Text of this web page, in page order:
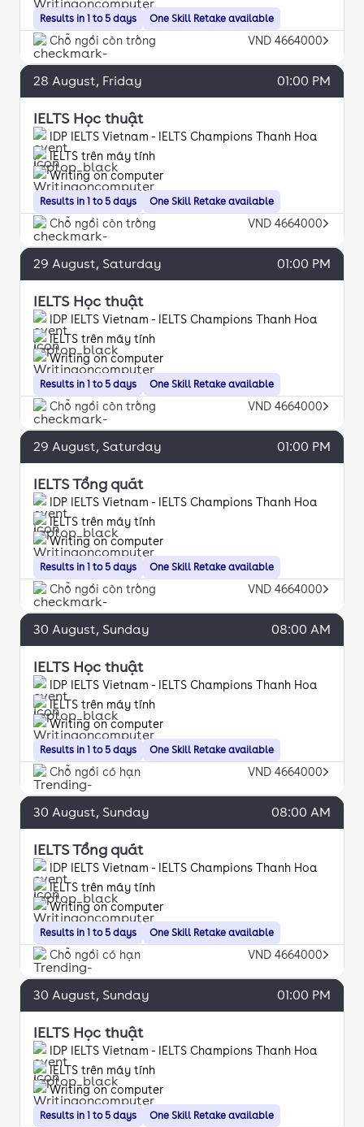
Results in 1 to 5 days One Skill Retake available
Chỗ ngồi còn trống VND 4664000
28 August, Friday 01:00 PM
IELTS Học thuật
IDP IELTS Vietnam - IELTS Champions Thanh Hoa
Results in 1 to 5 days
IELTS trên máy tính
Writing on computer
One Skill Retake available
Chỗ ngồi còn trống VND 4664000
29 August, Saturday 01:00 PM
IELTS Học thuật
IDP IELTS Vietnam - IELTS Champions Thanh Hoa
Results in 1 to 5 days
IELTS trên máy tính
Writing on computer
One Skill Retake available
Chỗ ngồi còn trống VND 4664000
29 August, Saturday 01:00 PM
IELTS Tổng quát
IDP IELTS Vietnam - IELTS Champions Thanh Hoa
Results in 1 to 5 days
IELTS trên máy tính
Writing on computer
One Skill Retake available
Chỗ ngồi còn trống VND 4664000
30 August, Sunday 08:00 AM
IELTS Học thuật
IDP IELTS Vietnam - IELTS Champions Thanh Hoa
Results in 1 to 5 days
IELTS trên máy tính
Writing on computer
One Skill Retake available
Chỗ ngồi có hạn VND 4664000
30 August, Sunday 08:00 AM
IELTS Tổng quát
IDP IELTS Vietnam - IELTS Champions Thanh Hoa
Results in 1 to 5 days
IELTS trên máy tính
Writing on computer
One Skill Retake available
Chỗ ngồi có hạn VND 4664000
30 August, Sunday 01:00 PM
IELTS Học thuật
IDP IELTS Vietnam - IELTS Champions Thanh Hoa
Results in 1 to 5 days
IELTS trên máy tính
Writing on computer
One Skill Retake available